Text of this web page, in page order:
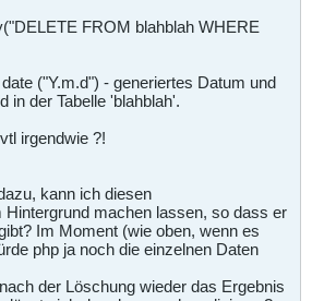
FROM blahblah WHERE
("Y.m.d") - generiertes Datum und
in der Tabelle 'blahblah'.
irgendwie ?!
kann ich diesen
Hintergrund machen lassen, so dass er
Im Moment (wie oben, wenn es
php ja noch die einzelnen Daten
der Löschung wieder das Ergebnis